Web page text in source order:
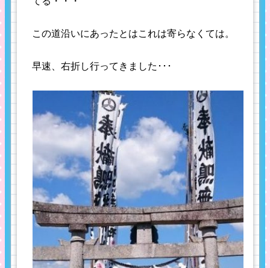
この道沿いにあったとはこれは寄らなくては。
早速、右折し行ってきました･･･